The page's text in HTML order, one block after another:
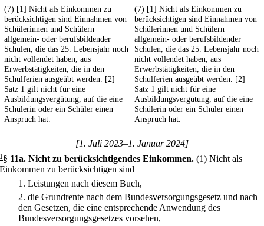
(7) [1] Nicht als Einkommen zu
berücksichtigen sind Einnahmen von
Schülerinnen und Schülern
allgemein- oder berufsbildender
Schulen, die das 25. Lebensjahr noch
nicht vollendet haben, aus
Erwerbstätigkeiten, die in den
Schulferien ausgeübt werden. [2]
Satz 1 gilt nicht für eine
Ausbildungsvergütung, auf die eine
Schülerin oder ein Schüler einen
Anspruch hat.
(7) [1] Nicht als Einkommen zu
berücksichtigen sind Einnahmen von
Schülerinnen und Schülern
allgemein- oder berufsbildender
Schulen, die das 25. Lebensjahr noch
nicht vollendet haben, aus
Erwerbstätigkeiten, die in den
Schulferien ausgeübt werden. [2]
Satz 1 gilt nicht für eine
Ausbildungsvergütung, auf die eine
Schülerin oder ein Schüler einen
Anspruch hat.
[1. Juli 2023–1. Januar 2024]
1§ 11a. Nicht zu berücksichtigendes Einkommen. (1) Nicht als
Einkommen zu berücksichtigen sind
1. Leistungen nach diesem Buch,
2. die Grundrente nach dem Bundesversorgungsgesetz und nach
den Gesetzen, die eine entsprechende Anwendung des
Bundesversorgungsgesetzes vorsehen,